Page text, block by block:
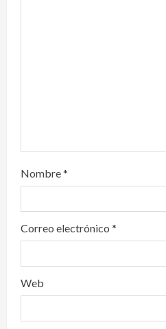
Nombre*
Correo electrónico *
Web